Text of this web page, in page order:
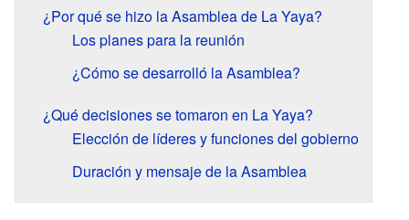
¿Por qué se hizo la Asamblea de La Yaya?
Los planes para la reunión
¿Cómo se desarrolló la Asamblea?
¿Qué decisiones se tomaron en La Yaya?
Elección de líderes y funciones del gobierno
Duración y mensaje de la Asamblea